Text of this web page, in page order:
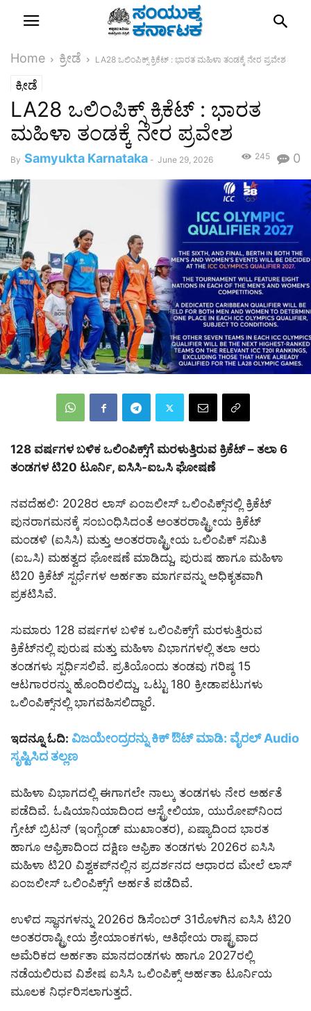
Home ಕ್ರೀಡೆ LA28 ಒಲಿಂಪಿಕ್ಸ್‌ ಕ್ರಿಕೆಟ್‌ : ಭಾರತ ಮಹಿಳಾ ತಂಡಕ್ಕೆ ನೇರ ಪ್ರವೇಶ
ಕ್ರೀಡೆ
LA28 ಒಲಿಂಪಿಕ್ಸ್‌ ಕ್ರಿಕೆಟ್‌ : ಭಾರತ
ಮಹಿಳಾ ತಂಡಕ್ಕೆ ನೇರ ಪ್ರವೇಶ
By Samyukta Karnataka - June 29, 2026 0
245
128 ವರ್ಷಗಳ ಬಳಿಕ ಒಲಿಂಪಿಕ್ಸ್‌ಗೆ ಮರಳುತ್ತಿರುವ ಕ್ರಿಕೆಟ್‌ – ತಲಾ 6
ತಂಡಗಳ ಟಿ20 ಟೂರ್ನಿ, ಐಸಿಸಿ-ಐಒಸಿ ಘೋಷಣೆ
ನವದೆಹಲಿ: 2028ರ ಲಾಸ್ ಏಂಜಲೀಸ್ ಒಲಿಂಪಿಕ್ಸ್‌ನಲ್ಲಿ ಕ್ರಿಕೆಟ್‌
ಪುನರಾಗಮನಕ್ಕೆ ಸಂಬಂಧಿಸಿದಂತೆ ಅಂತರರಾಷ್ಟ್ರೀಯ ಕ್ರಿಕೆಟ್
ಮಂಡಳಿ (ಐಸಿಸಿ) ಮತ್ತು ಅಂತರರಾಷ್ಟ್ರೀಯ ಒಲಿಂಪಿಕ್ ಸಮಿತಿ
(ಐಒಸಿ) ಮಹತ್ವದ ಘೋಷಣೆ ಮಾಡಿದ್ದು, ಪುರುಷ ಹಾಗೂ ಮಹಿಳಾ
ಟಿ20 ಕ್ರಿಕೆಟ್ ಸ್ಪರ್ಧೆಗಳ ಅರ್ಹತಾ ಮಾರ್ಗವನ್ನು ಅಧಿಕೃತವಾಗಿ
ಪ್ರಕಟಿಸಿವೆ.
ಸುಮಾರು 128 ವರ್ಷಗಳ ಬಳಿಕ ಒಲಿಂಪಿಕ್ಸ್‌ಗೆ ಮರಳುತ್ತಿರುವ
ಕ್ರಿಕೆಟ್‌ನಲ್ಲಿ ಪುರುಷ ಮತ್ತು ಮಹಿಳಾ ವಿಭಾಗಗಳಲ್ಲಿ ತಲಾ ಆರು
ತಂಡಗಳು ಸ್ಪರ್ಧಿಸಲಿವೆ. ಪ್ರತಿಯೊಂದು ತಂಡವು ಗರಿಷ್ಠ 15
ಆಟಗಾರರನ್ನು ಹೊಂದಿರಲಿದ್ದು, ಒಟ್ಟು 180 ಕ್ರೀಡಾಪಟುಗಳು
ಒಲಿಂಪಿಕ್ಸ್‌ನಲ್ಲಿ ಭಾಗವಹಿಸಲಿದ್ದಾರೆ.
ಇದನ್ನೂ ಓದಿ: ವಿಜಯೇಂದ್ರರನ್ನು ಕಿಕ್ ಔಟ್ ಮಾಡಿ: ವೈರಲ್‌ Audio
ಸೃಷ್ಟಿಸಿದ ತಲ್ಲಣ
ಮಹಿಳಾ ವಿಭಾಗದಲ್ಲಿ ಈಗಾಗಲೇ ನಾಲ್ಕು ತಂಡಗಳು ನೇರ ಅರ್ಹತೆ
ಪಡೆದಿವೆ. ಓಷಿಯಾನಿಯಾದಿಂದ ಆಸ್ಟ್ರೇಲಿಯಾ, ಯುರೋಪ್‌ನಿಂದ
ಗ್ರೇಟ್ ಬ್ರಿಟನ್ (ಇಂಗ್ಲೆಂಡ್ ಮುಖಾಂತರ), ಏಷ್ಯಾದಿಂದ ಭಾರತ
ಹಾಗೂ ಆಫ್ರಿಕಾದಿಂದ ದಕ್ಷಿಣ ಆಫ್ರಿಕಾ ತಂಡಗಳು 2026ರ ಐಸಿಸಿ
ಮಹಿಳಾ ಟಿ20 ವಿಶ್ವಕಪ್‌ನಲ್ಲಿನ ಪ್ರದರ್ಶನದ ಆಧಾರದ ಮೇಲೆ ಲಾಸ್
ಏಂಜಲೀಸ್ ಒಲಿಂಪಿಕ್ಸ್‌ಗೆ ಅರ್ಹತೆ ಪಡೆದಿವೆ.
ಉಳಿದ ಸ್ಥಾನಗಳನ್ನು 2026ರ ಡಿಸೆಂಬರ್ 31ರೊಳಗಿನ ಐಸಿಸಿ ಟಿ20
ಅಂತರರಾಷ್ಟ್ರೀಯ ಶ್ರೇಯಾಂಕಗಳು, ಆತಿಥೇಯ ರಾಷ್ಟ್ರವಾದ
ಅಮೆರಿಕದ ಅರ್ಹತಾ ಮಾನದಂಡಗಳು ಹಾಗೂ 2027ರಲ್ಲಿ
ನಡೆಯಲಿರುವ ವಿಶೇಷ ಐಸಿಸಿ ಒಲಿಂಪಿಕ್ಸ್ ಅರ್ಹತಾ ಟೂರ್ನಿಯ
ಮೂಲಕ ನಿರ್ಧರಿಸಲಾಗುತ್ತದೆ.